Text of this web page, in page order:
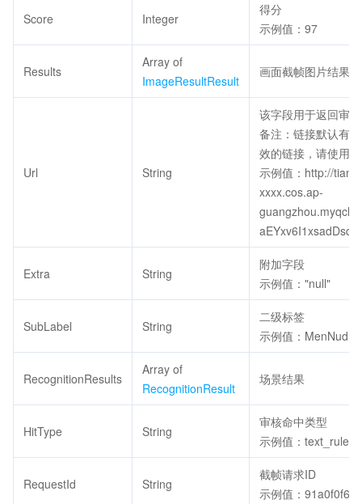
Score Integer
得分
示例值：97
Results
Array of
ImageResultResult
画面截帧图片结果集
Url String
该字段用于返回审
备注：链接默认有
效的链接，请使用
示例值：http://
xxxx.cos.ap-
aEYxv6I1xsadDsq/
Extra String
附加字段
示例值："null"
SubLabel String
二级标签
示例值：MenNudity
RecognitionResults
Array of
RecognitionResult
场景结果
HitType String
审核命中类型
示例值：text_rule
RequestId String
截帧请求ID
示例值：91a0f0f6-